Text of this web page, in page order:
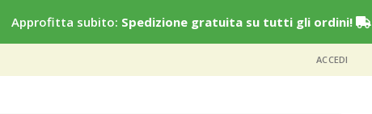
Approfitta subito: Spedizione gratuita su tutti gli ordini!
ACCEDI